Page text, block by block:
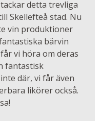
detta trevliga
Skellefteå stad. Nu
vin produktioner
bärvin
vi höra om deras
fantastisk
där, vi får även
likörer också.